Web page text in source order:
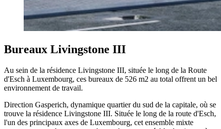
Bureaux Livingstone III
Au sein de la résidence Livingstone III, située le long de la Route
d'Esch à Luxembourg, ces bureaux de 526 m2 au total offrent un bel
environnement de travail.
Direction Gasperich, dynamique quartier du sud de la capitale, où se
trouve la résidence Livingstone III. Située le long de la route d'Esch,
l'un des principaux axes de Luxembourg, cet ensemble mixte